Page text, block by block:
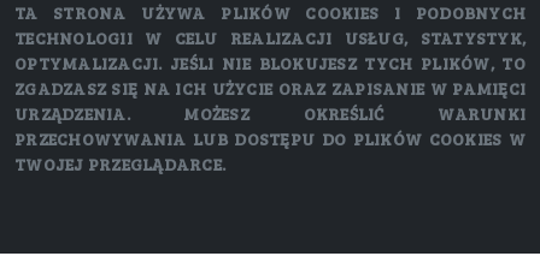
TA STRONA UŻYWA PLIKÓW COOKIES I PODOBNYCH
TECHNOLOGII W CELU REALIZACJI USŁUG, STATYSTYK,
OPTYMALIZACJI. JEŚLI NIE BLOKUJESZ TYCH PLIKÓW, TO
ZGADZASZ SIĘ NA ICH UŻYCIE ORAZ ZAPISANIE W PAMIĘCI
URZĄDZENIA. MOŻESZ OKREŚLIĆ WARUNKI
PRZECHOWYWANIA LUB DOSTĘPU DO PLIKÓW COOKIES W
TWOJEJ PRZEGLĄDARCE.